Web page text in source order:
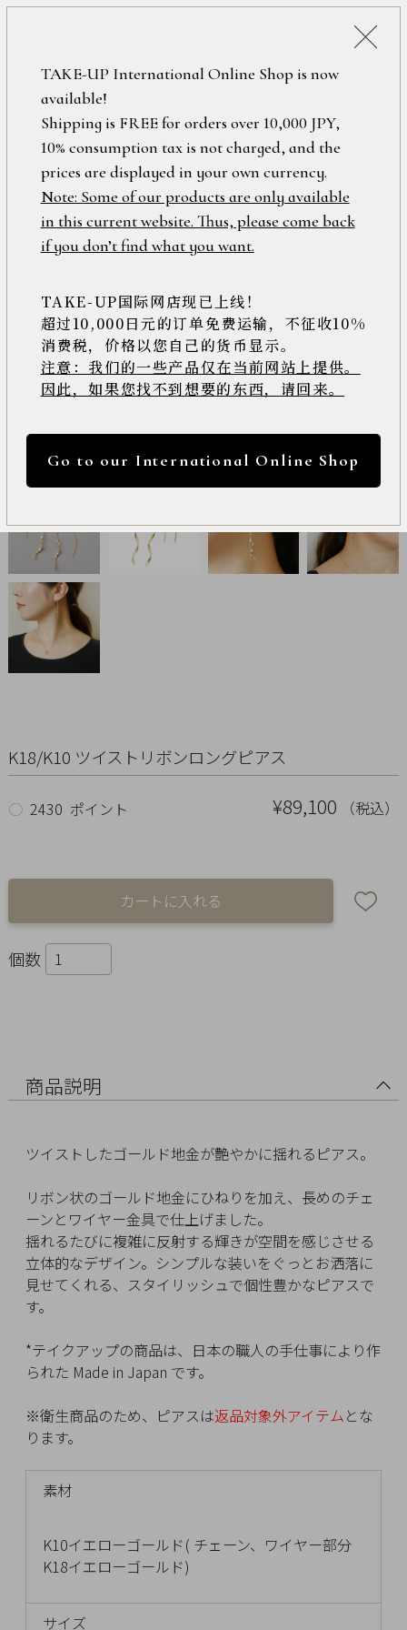
K18/K10 ツイストリボンロングピアス
¥89,100 （税込）
○ 2430 ポイント
個数
商品説明
ツイストしたゴールド地金が艶やかに揺れるピアス。
リボン状のゴールド地金にひねりを加え、長めのチェ
ーンとワイヤー金具で仕上げました。
揺れるたびに複雑に反射する輝きが空間を感じさせる
立体的なデザイン。シンプルな装いをぐっとお洒落に
見せてくれる、スタイリッシュで個性豊かなピアスで
す。
*テイクアップの商品は、日本の職人の手仕事により作
られた Made in Japan です。
※衛生商品のため、ピアスは返品対象外アイテムとな
ります。
素材
K10イエローゴールド( チェーン、ワイヤー部分
K18イエローゴールド)
サイズ
フリーワード
在庫なし含む
アイテム
ロ
グ
イ
ン
/
新
規
会
登
録
>>
Online
Shop
Item
ALL
Necklace
Pierced
Charm
Ring
Season
up
マ
イ
ペ
ー
ジ
お
気
入
り
ア
イ
最
近
TAKE-UP International Online Shop is now
available!
Shipping is FREE for orders over 10,000 JPY,
10% consumption tax is not charged, and the
prices are displayed in your own currency.
Note: Some of our products are only available
in this current website. Thus, please come back
if you don’t find what you want.
TAKE-UP国际网店现已上线！
超过10,000日元的订单免费运输，不征收10%
消费税，价格以您自己的货币显示。
注意：我们的一些产品仅在当前网站上提供。
因此，如果您找不到想要的东西，请回来。
Go to our International Online Shop